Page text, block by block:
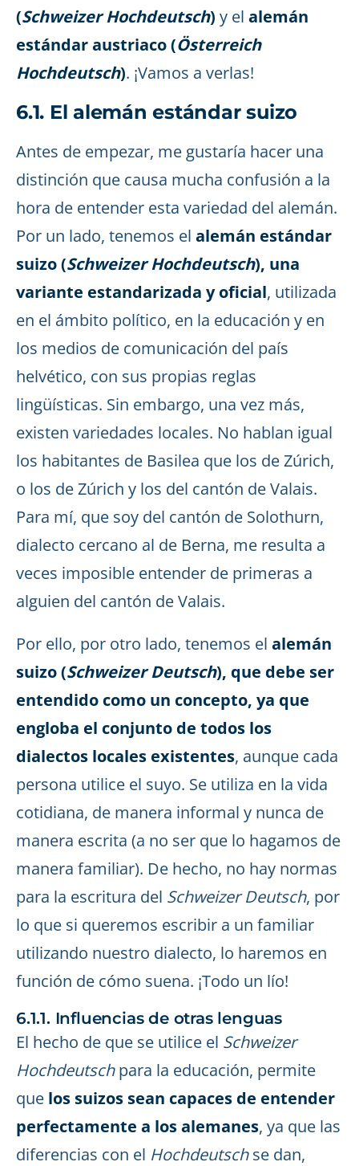
(Schweizer Hochdeutsch) y el alemán
estándar austriaco (Österreich
Hochdeutsch). ¡Vamos a verlas!
6.1. El alemán estándar suizo
Antes de empezar, me gustaría hacer una
distinción que causa mucha confusión a la
hora de entender esta variedad del alemán.
Por un lado, tenemos el alemán estándar
suizo (Schweizer Hochdeutsch), una
variante estandarizada y oficial, utilizada
en el ámbito político, en la educación y en
los medios de comunicación del país
helvético, con sus propias reglas
lingüísticas. Sin embargo, una vez más,
existen variedades locales. No hablan igual
los habitantes de Basilea que los de Zúrich,
o los de Zúrich y los del cantón de Valais.
Para mí, que soy del cantón de Solothurn,
dialecto cercano al de Berna, me resulta a
veces imposible entender de primeras a
alguien del cantón de Valais.
Por ello, por otro lado, tenemos el alemán
suizo (Schweizer Deutsch), que debe ser
entendido como un concepto, ya que
engloba el conjunto de todos los
dialectos locales existentes, aunque cada
persona utilice el suyo. Se utiliza en la vida
cotidiana, de manera informal y nunca de
manera escrita (a no ser que lo hagamos de
manera familiar). De hecho, no hay normas
para la escritura del Schweizer Deutsch, por
lo que si queremos escribir a un familiar
utilizando nuestro dialecto, lo haremos en
función de cómo suena. ¡Todo un lío!
6.1.1. Influencias de otras lenguas
El hecho de que se utilice el Schweizer
Hochdeutschpara la educación, permite
que los suizos sean capaces de entender
perfectamente a los alemanes, ya que las
diferencias con el Hochdeutschse dan,